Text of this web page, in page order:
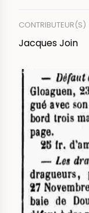
CONTRIBUTEUR(S)
Jacques Join
IMAGE